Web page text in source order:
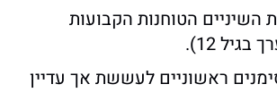
השיניים הטוחנות הקבועות
12).
ראשוניים לעששת אך עדיין